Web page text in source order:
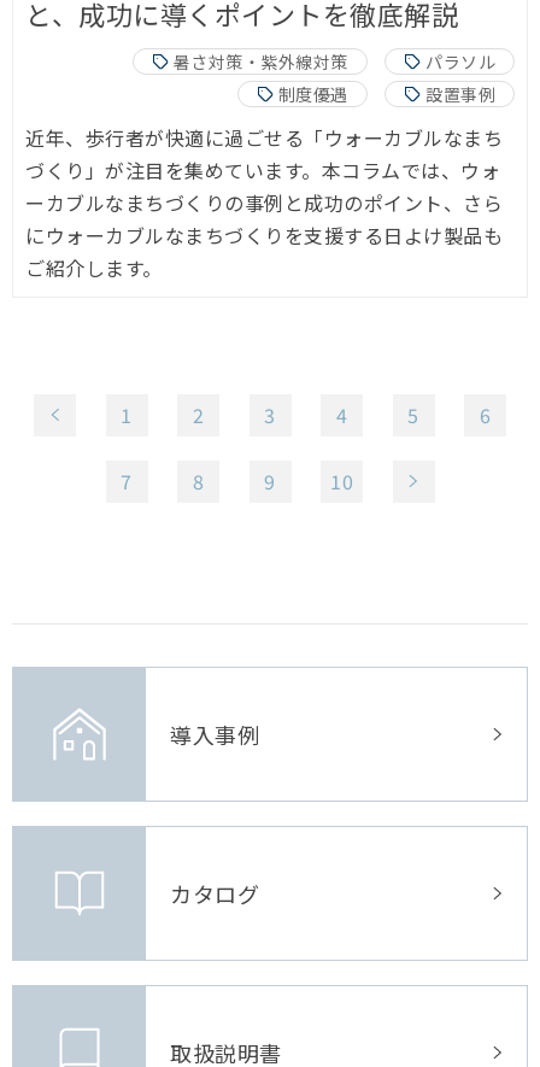
と、成功に導くポイントを徹底解説
暑さ対策・紫外線対策
パラソル
制度優遇
設置事例
近年、歩行者が快適に過ごせる「ウォーカブルなまち
づくり」が注目を集めています。 本コラムでは、ウォ
ーカブルなまちづくりの事例と成功のポイント、さら
にウォーカブルなまちづくりを支援する日よけ製品も
ご紹介します。
b 1 2 3 4 5 6
7 8 9 10 n
導入事例
カタログ
取扱説明書